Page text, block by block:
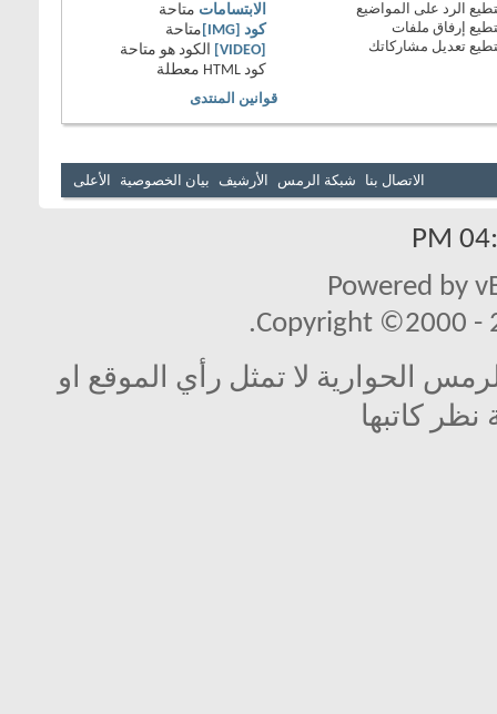
الرد على المواضيع
إرفاق ملفات
تعديل مشاركاتك
الابتسامات متاحة
كود [IMG]
متاحة
[VIDEO]
الكود هو متاحة
كود HTML
معطلة
قوانين المنتدى
الاتصال بنا شبكة الرمس الأرشيف بيان الخصوصية الأعلى
Powered by
Copyright ©2000 -
الحوارية لا تمثل رأي الموقع او
نظر كاتبها